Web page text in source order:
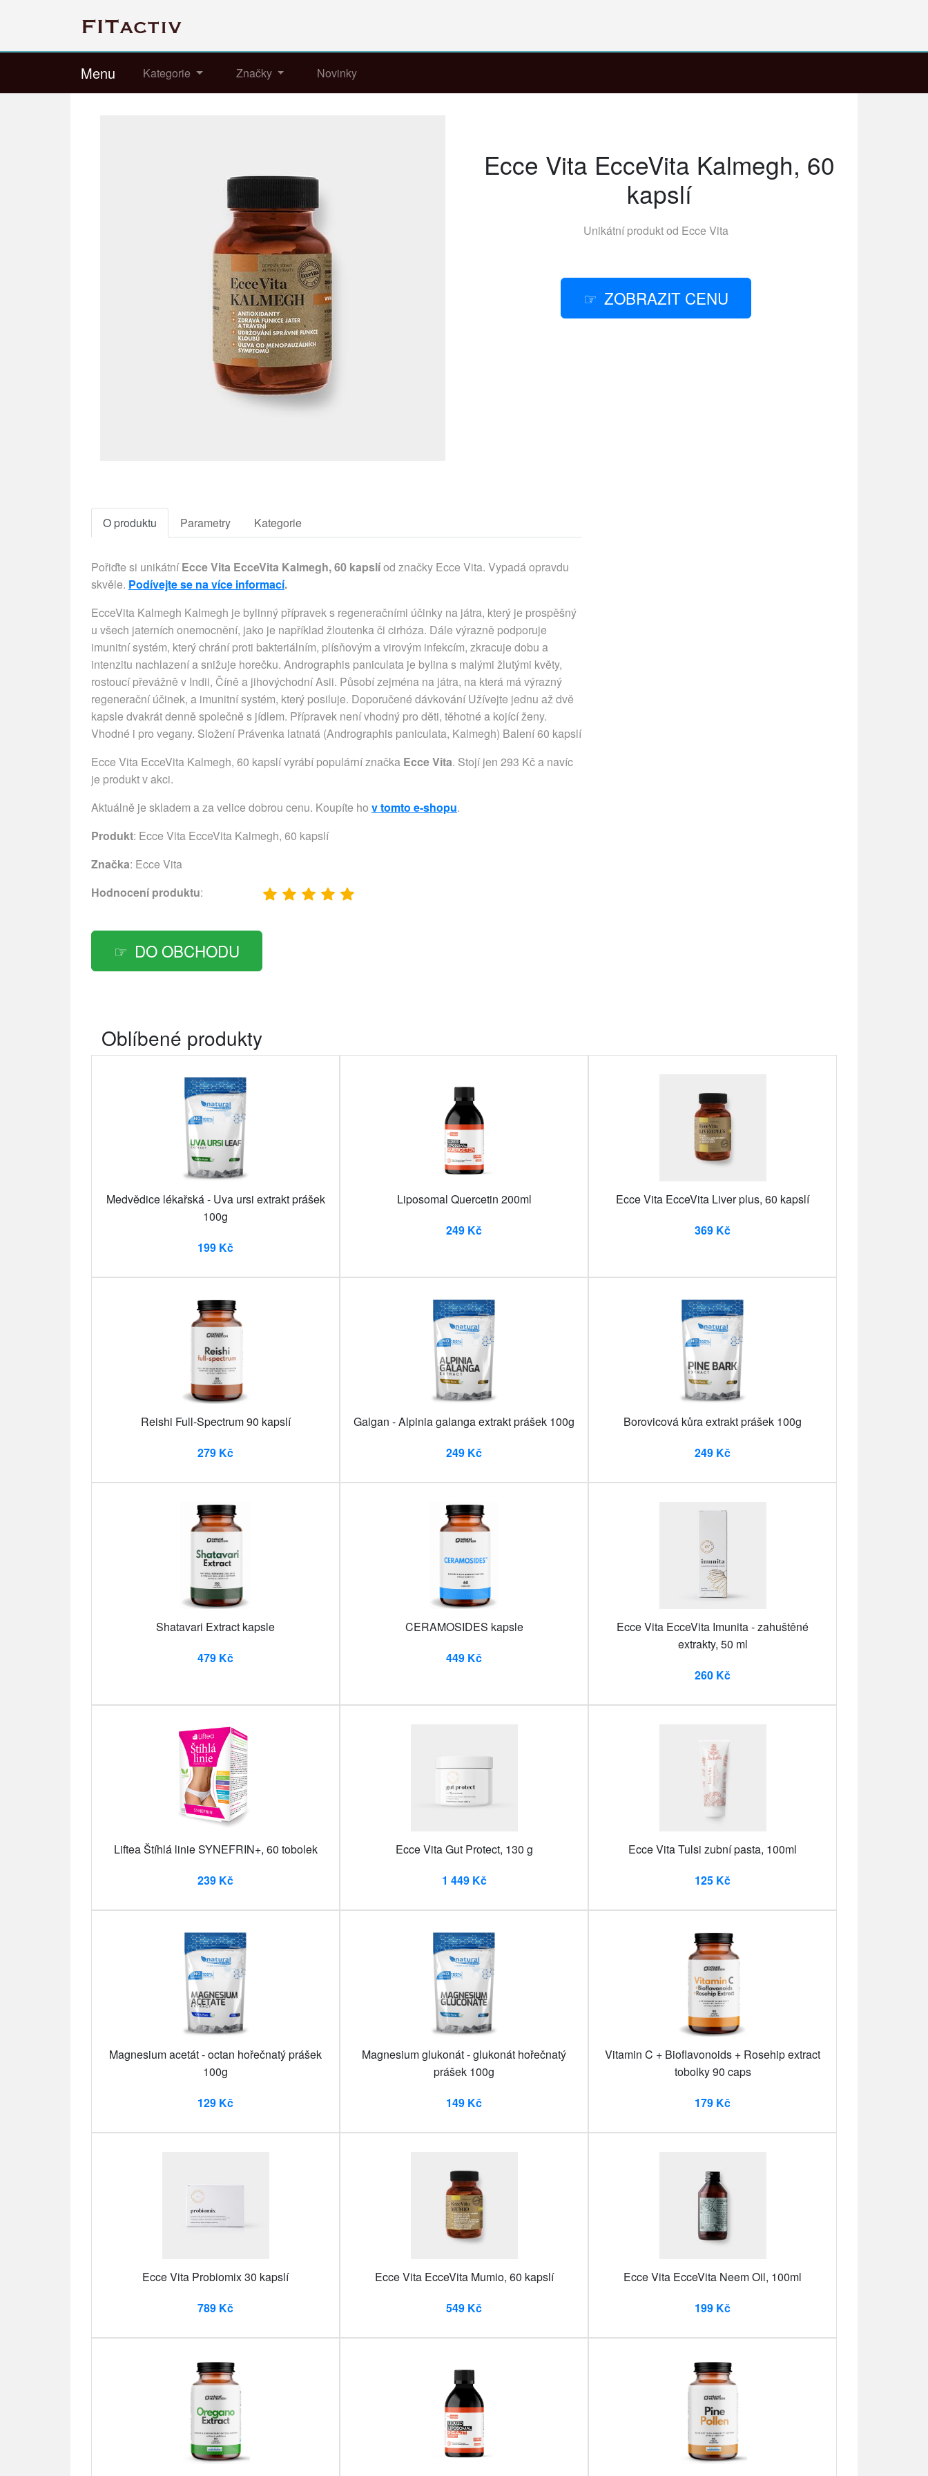
Menu Kategorie Značky Novinky
Ecce Vita EcceVita Kalmegh, 60
kapslí
Unikátní produkt od Ecce Vita
ZOBRAZIT CENU
O produktu Parametry Kategorie
Pořiďte si unikátníEcce Vita EcceVita Kalmegh, 60 kapslíod značky Ecce Vita. Vypadá opravdu
skvěle. Podívejte se na více informací.
EcceVita Kalmegh Kalmegh je bylinný přípravek s regeneračními účinky na játra, který je prospěšný
u všech jaterních onemocnění, jako je například žloutenka či cirhóza. Dále výrazně podporuje
imunitní systém, který chrání proti bakteriálním, plísňovým a virovým infekcím, zkracuje dobu a
intenzitu nachlazení a snižuje horečku. Andrographis paniculata je bylina s malými žlutými květy,
rostoucí převážně v Indii, Číně a jihovýchodní Asii. Působí zejména na játra, na která má výrazný
regenerační účinek, a imunitní systém, který posiluje. Doporučené dávkování Užívejte jednu až dvě
kapsle dvakrát denně společně s jídlem. Přípravek není vhodný pro děti, těhotné a kojící ženy.
Vhodné i pro vegany. Složení Právenka latnatá (Andrographis paniculata, Kalmegh) Balení 60 kapslí
Ecce Vita EcceVita Kalmegh, 60 kapslí vyrábí populární značka Ecce Vita. Stojí jen 293 Kč a navíc
je produkt v akci.
Aktuálně je skladem a za velice dobrou cenu. Koupíte ho v tomto e-shopu.
Produkt: Ecce Vita EcceVita Kalmegh, 60 kapslí
Značka: Ecce Vita
Hodnocení produktu:
DO OBCHODU
Oblíbené produkty
Medvědice lékařská - Uva ursi extrakt prášek
100g
199 Kč
Liposomal Quercetin 200ml
249 Kč
Ecce Vita EcceVita Liver plus, 60 kapslí
369 Kč
Reishi Full-Spectrum 90 kapslí
279 Kč
Galgan - Alpinia galanga extrakt prášek 100g
249 Kč
Borovicová kůra extrakt prášek 100g
249 Kč
Shatavari Extract kapsle
479 Kč
CERAMOSIDES kapsle
449 Kč
Ecce Vita EcceVita Imunita - zahuštěné
extrakty, 50 ml
260 Kč
Liftea Štíhlá linie SYNEFRIN+, 60 tobolek
239 Kč
Ecce Vita Gut Protect, 130 g
1 449 Kč
Ecce Vita Tulsi zubní pasta, 100ml
125 Kč
Magnesium acetát - octan hořečnatý prášek
100g
129 Kč
Magnesium glukonát - glukonát hořečnatý
prášek 100g
149 Kč
Vitamin C + Bioflavonoids + Rosehip extract
tobolky 90 caps
179 Kč
Ecce Vita Probiomix 30 kapslí
789 Kč
Ecce Vita EcceVita Mumio, 60 kapslí
549 Kč
Ecce Vita EcceVita Neem Oil, 100ml
199 Kč